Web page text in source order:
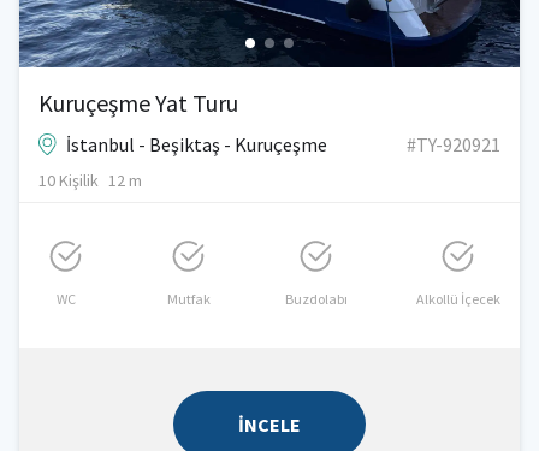
Kuruçeşme Yat Turu
İstanbul - Beşiktaş - Kuruçeşme #TY-920921
10 Kişilik 12 m
WC Mutfak Buzdolabı Alkollü İçecek
İNCELE